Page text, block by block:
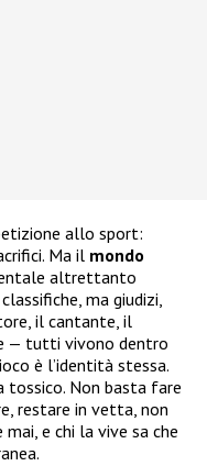
allo sport:
Ma il mondo
altrettanto
ma giudizi,
il cantante, il
— tutti vivono dentro
è l’identità stessa.
Non basta fare
restare in vetta, non
mai, e chi la vive sa che